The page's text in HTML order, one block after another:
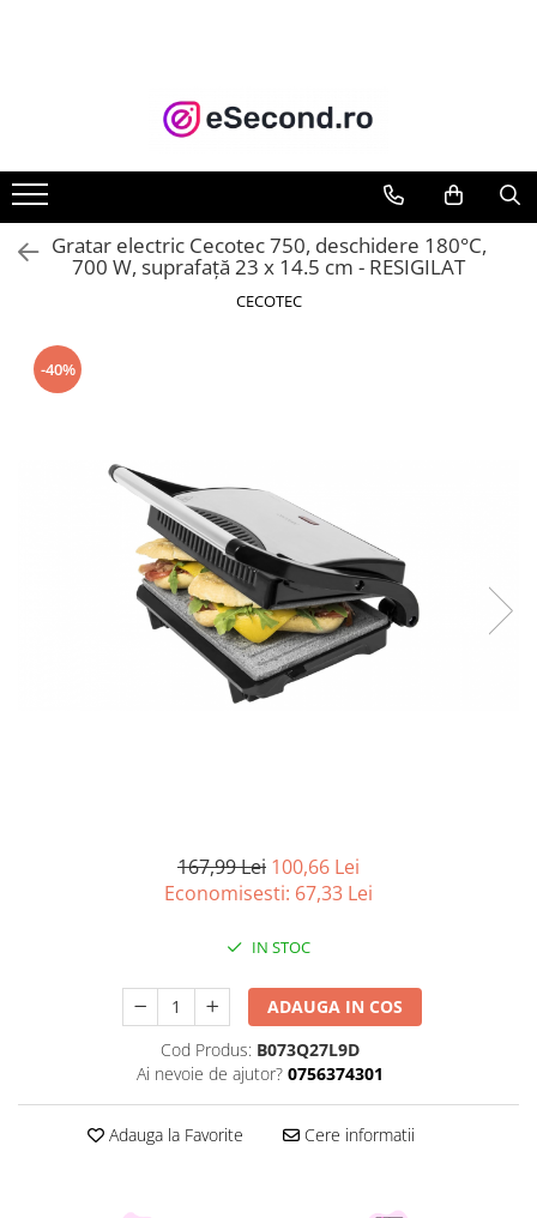
Accesorii Auto
Anvelope & Jante
Covorase auto
Echipamente pentru Atelier
Moto
Reparatii si echipamente auto
Accesorii usi
Bucatarie & Servire
Curatenie si intretinere
Organizare si depozitare
Silicon, spume si solutii tehnice
Textile si covoare
Uscatoare rufe
Utilaje si materiale de constructii
Gratar electric Cecotec 750, deschidere 180°C,
700 W, suprafață 23 x 14.5 cm - RESIGILAT
CECOTEC
-40%
167,99 Lei 100,66 Lei
Economisesti: 67,33 Lei
IN STOC
ADAUGA IN COS
Cod Produs: B073Q27L9D
Ai nevoie de ajutor? 0756374301
Adauga la Favorite Cere informatii